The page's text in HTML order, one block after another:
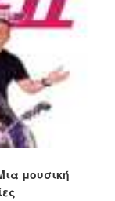
μουσική